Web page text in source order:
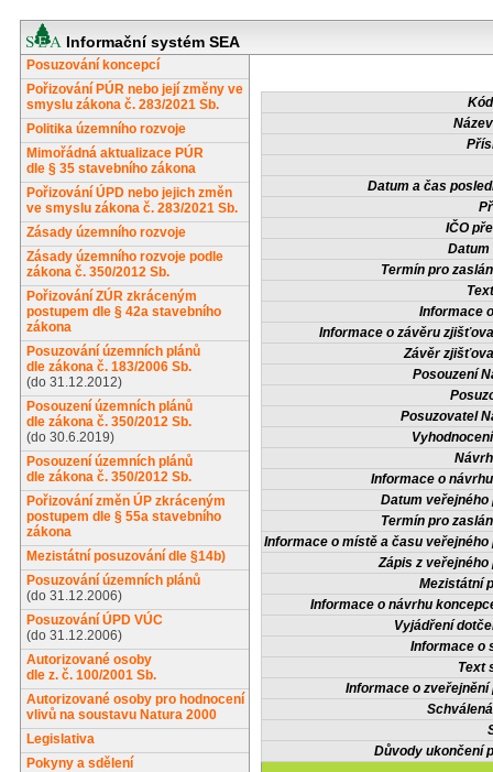
Informační systém SEA
Posuzování koncepcí
Pořizování PÚR nebo její změny ve
smyslu zákona č. 283/2021 Sb.
Politika územního rozvoje
Mimořádná aktualizace PÚR
dle § 35 stavebního zákona
Pořizování ÚPD nebo jejich změn
ve smyslu zákona č. 283/2021 Sb.
Zásady územního rozvoje
Zásady územního rozvoje podle
zákona č. 350/2012 Sb.
Pořizování ZÚR zkráceným
postupem dle § 42a stavebního
zákona
Posuzování územních plánů
dle zákona č. 183/2006 Sb.
(do 31.12.2012)
Posouzení územních plánů
dle zákona č. 350/2012 Sb.
(do 30.6.2019)
Posouzení územních plánů
dle zákona č. 350/2012 Sb.
Pořizování změn ÚP zkráceným
postupem dle § 55a stavebního
zákona
Mezistátní posuzování dle §14b)
Posuzování územních plánů
(do 31.12.2006)
Posuzování ÚPD VÚC
(do 31.12.2006)
Autorizované osoby
dle z. č. 100/2001 Sb.
Autorizované osoby pro hodnocení
vlivů na soustavu Natura 2000
Legislativa
Pokyny a sdělení
Datum a čas
IČO
Datum
Termín pro
Informace
Informace o závěru
Závěr
Posouzení
Posuzovatel
Informace o
Datum veřejného
Termín pro
Informace o místě a času veřejného
Zápis z veřejného
Mezistátní
Informace o návrhu
Vyjádření
Informace o
Text
Informace o zveřejnění
Důvody ukončení